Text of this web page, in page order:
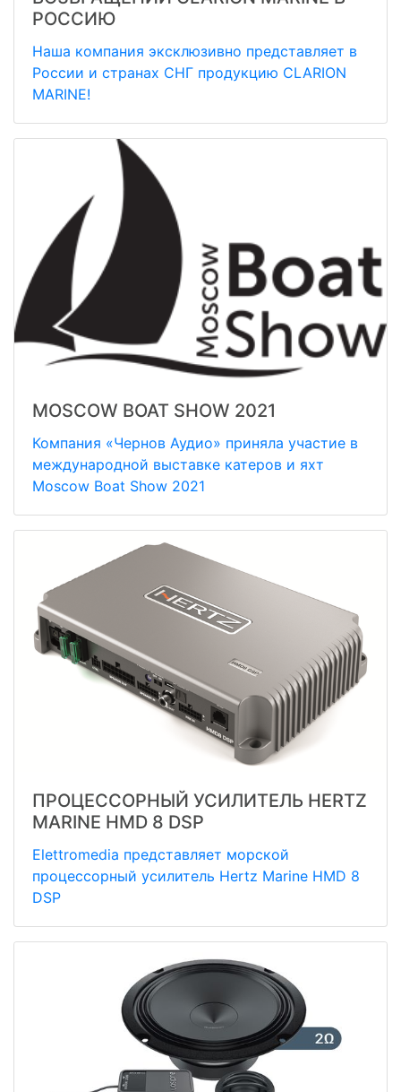
РОССИЮ
Наша компания эксклюзивно представляет в
России и странах СНГ продукцию СLARION
MARINE!
MOSCOW BOAT SHOW 2021
Компания «Чернов Аудио» приняла участие в
международной выставке катеров и яхт
Moscow Boat Show 2021
ПРОЦЕССОРНЫЙ УСИЛИТЕЛЬ HERTZ
MARINE HMD 8 DSP
Elettromedia представляет морской
процессорный усилитель Hertz Marine HMD 8
DSP